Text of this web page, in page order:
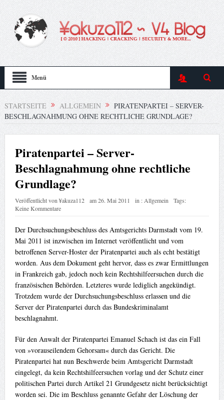
Menü
STARTSEITE ALLGEMEIN
PIRATENPARTEI – SERVER-
BESCHLAGNAHMUNG OHNE RECHTLICHE GRUNDLAGE?
Piratenpartei – Server-
Beschlagnahmung ohne rechtliche
Grundlage?
Veröffentlicht von¥akuza112 am26. Mai 2011 in : Allgemein
Tags:
Keine Kommentare
Der Durchsuchungsbeschluss des Amtsgerichts Darmstadt vom 19.
Mai 2011 ist inzwischen im Internet veröffentlicht und vom
betroffenen Server-Hoster der Piratenpartei auch als echt bestätigt
worden. Aus dem Dokument geht hervor, dass es zwar Ermittlungen
in Frankreich gab, jedoch noch kein Rechtshilfeersuchen durch die
französischen Behörden. Letzteres wurde lediglich angekündigt.
Trotzdem wurde der Durchsuchungsbeschluss erlassen und die
Server der Piratenpartei durch das Bundeskriminalamt
beschlagnahmt.
Für den Anwalt der Piratenpartei Emanuel Schach ist das ein Fall
von »vorauseilendem Gehorsam« durch das Gericht. Die
Piratenpartei hat nun Beschwerde beim Amtsgericht Darmstadt
eingelegt, da kein Rechtshilfeersuchen vorlag und der Schutz einer
politischen Partei durch Artikel 21 Grundgesetz nicht berücksichtigt
worden sei. Die im Beschluss genannte Gefahr der Löschung der